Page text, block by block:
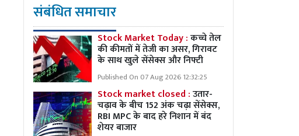
संबंधित समाचार
Stock Market Today :कच्चे तेल
की कीमतों में तेजी का असर, गिरावट
के साथ खुले सेंसेक्स और निफ्टी
Published On 07 Aug 2026 12:32:25
Stock market closed :उतार-
चढ़ाव के बीच 152 अंक चढ़ा सेंसेक्स,
RBI MPC के बाद हरे निशान में बंद
शेयर बाजार